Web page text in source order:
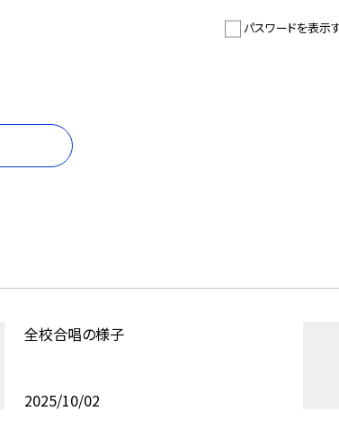
パスワードを表示
全校合唱の様子
2025/10/02